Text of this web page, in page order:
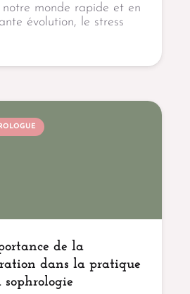
notre monde rapide et en
évolution, le stress
de la
dans la pratique
sophrologie